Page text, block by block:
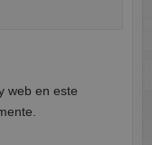
web en este